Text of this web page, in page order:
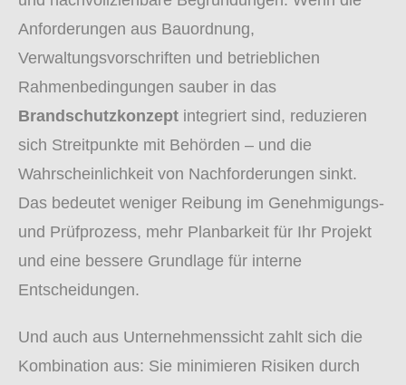
Anforderungen aus Bauordnung,
Verwaltungsvorschriften und betrieblichen
Rahmenbedingungen sauber in das
Brandschutzkonzept integriert sind, reduzieren
sich Streitpunkte mit Behörden – und die
Wahrscheinlichkeit von Nachforderungen sinkt.
Das bedeutet weniger Reibung im Genehmigungs-
und Prüfprozess, mehr Planbarkeit für Ihr Projekt
und eine bessere Grundlage für interne
Entscheidungen.
Und auch aus Unternehmenssicht zahlt sich die
Kombination aus: Sie minimieren Risiken durch